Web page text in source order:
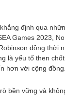
định qua
Games 2023,
đồng thời
là yếu tố then
hơn với cộng đồng.
bền vững và